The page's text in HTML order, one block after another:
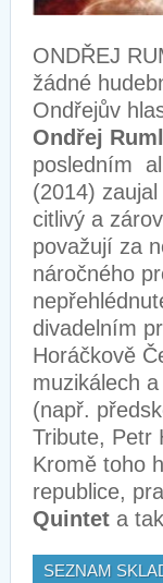
ONDŘEJ
žádné
Ondřejův
Ondřej Ruml
posledním
(2014)
citlivý a
považují za
náročného
divadelním
Horáčkově
muzikálech
(např.
Tribute, Petr
Kromě toho
republice,
Quintet a
SEZNAM